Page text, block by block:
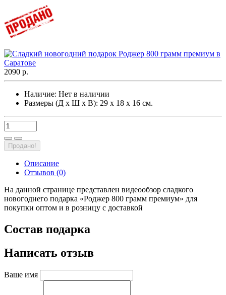
2090 р.
Наличие: Нет в наличии
Размеры (Д х Ш х В): 29 х 18 х 16 см.
Продано!
Описание
Отзывов (0)
На данной странице представлен видеообзор сладкого
новогоднего подарка «Роджер 800 грамм премиум» для
покупки оптом и в розницу с доставкой
Состав подарка
Написать отзыв
Ваше имя